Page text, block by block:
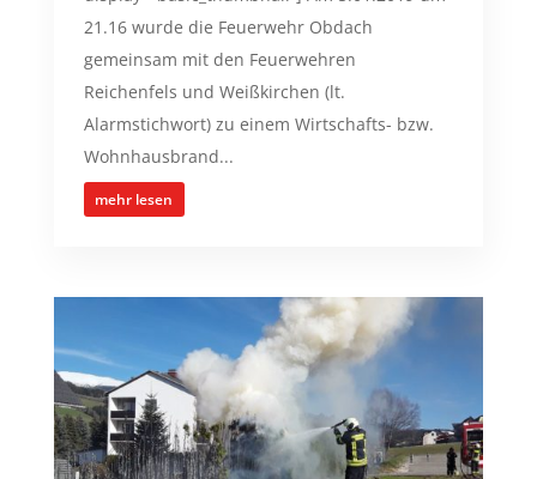
21.16 wurde die Feuerwehr Obdach
gemeinsam mit den Feuerwehren
Reichenfels und Weißkirchen (lt.
Alarmstichwort) zu einem Wirtschafts- bzw.
Wohnhausbrand...
mehr lesen